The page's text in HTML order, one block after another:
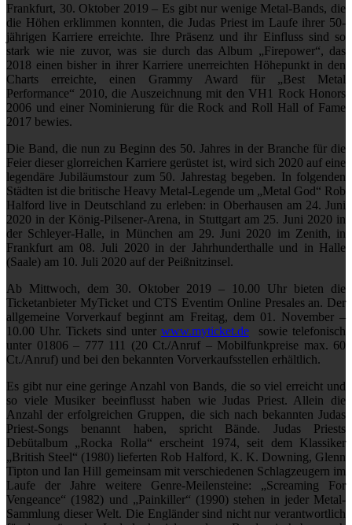
Frankfurt, 30. Oktober 2019 – Es gibt nur wenige Metal-Bands, die
die Höhen erklimmen konnten, die Judas Priest im Laufe ihrer 50-
jährigen Karriere erreichte. Ihre Präsenz und ihr Einfluss sind so
stark wie nie zuvor, was sie durch das Album „Firepower“, das
2018 einen bisher in ihrer Karriere unerreichten Höhepunkt in den
Charts erreichte, einen Grammy Award für „Best Metal
Performance“ 2010, die Auszeichnung mit den VH1 Rock Honors
2006 und einer Nominierung für die Rock and Roll Hall of Fame
2017 bewies.
Die Band, die nun zu Beginn des 50. Jahres in der Branche für die
Feier dieser glorreichen Karriere gerüstet ist, wird sich 2020 auf eine
legendäre Jubiläumstour zum 50. Jahrestag begeben. In folgenden
Städten ist die britische Heavy Metal-Legende um „Metal God“ Rob
Halford live in Deutschland zu erleben: in Oberhausen am 24. Juni
2020 in der König-Pilsener-Arena, in Stuttgart am 25. Juni 2020 in
der Schleyer-Halle, in München am 29. Juni 2020 im Zenith, in
Frankfurt am 08. Juli 2020 in der Jahrhunderthalle und in Halle
(Saale) am 10. Juli 2020 auf der Peißnitzinsel.
Ab Mittwoch, dem 30. Oktober 2019 – 10.00 Uhr bieten die
Ticketanbieter MyTicket und CTS Eventim Online Presales an. Der
allgemeine Vorverkauf beginnt am Freitag, dem 01. November –
10.00 Uhr. Tickets sind unter www.myticket.de sowie telefonisch
unter 01806 – 777 111 (20 Ct./Anruf – Mobilfunkpreise max. 60
Ct./Anruf) und bei den bekannten Vorverkaufsstellen erhältlich.
Es gibt nur eine geringe Anzahl von Bands, die so viel erreicht und
so viele Musiker beeinflusst haben wie Judas Priest. Allein die
Anzahl der erfolgreichen Gruppen, die sich nach bekannten Judas
Priest-Songs benannt haben, spricht Bände. Judas Priests
Debütalbum „Rocka Rolla“ erscheint 1974, seit dem Klassiker
„British Steel“ (1980) lieferten Rob Halford, K. K. Downing, Glenn
Tipton und Ian Hill gemeinsam mit verschiedenen Schlagzeugern im
Laufe der Jahre weitere Genre-Meilensteine: „Screaming For
Vengeance“ (1982) und „Painkiller“ (1990) stehen in jeder Metal-
Sammlung dieser Welt. Die Engländer sind nicht nur verantwortlich